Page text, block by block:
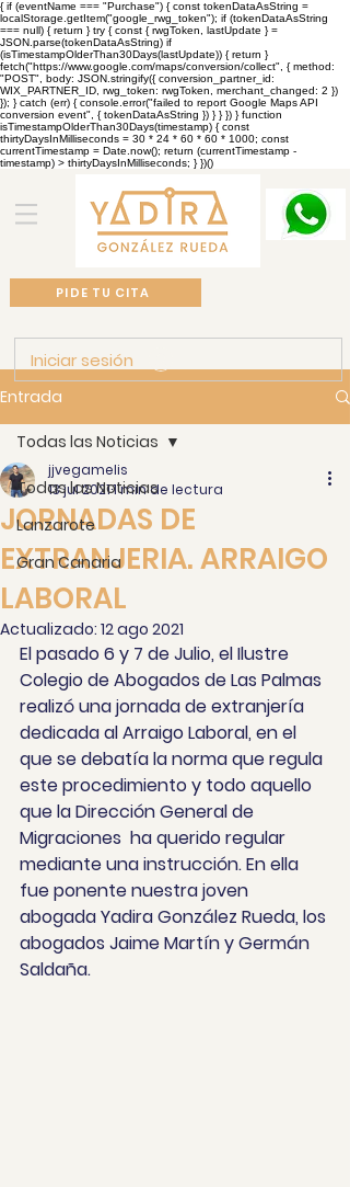
{ if (eventName === "Purchase") { const tokenDataAsString =
localStorage.getItem("google_rwg_token"); if (tokenDataAsString
=== null) { return } try { const { rwgToken, lastUpdate } =
JSON.parse(tokenDataAsString) if
(isTimestampOlderThan30Days(lastUpdate)) { return }
fetch("https://www.google.com/maps/conversion/collect", { method:
"POST", body: JSON.stringify({ conversion_partner_id:
WIX_PARTNER_ID, rwg_token: rwgToken, merchant_changed: 2 })
}); } catch (err) { console.error("failed to report Google Maps API
conversion event", { tokenDataAsString }) } } }) } function
isTimestampOlderThan30Days(timestamp) { const
thirtyDaysInMilliseconds = 30 * 24 * 60 * 60 * 1000; const
currentTimestamp = Date.now(); return (currentTimestamp -
timestamp) > thirtyDaysInMilliseconds; } })()
PIDE TU CITA
Iniciar sesión
Entrada
Todas las Noticias
Lanzarote
Gran Canaria
Todas las Noticias
JORNADAS DE
EXTRANJERIA. ARRAIGO
LABORAL
jjvegamelis
13 jul 20211 min de lectura
Actualizado: 12 ago 2021
El pasado 6 y 7 de Julio, el Ilustre
Colegio de Abogados de Las Palmas
realizó una jornada de extranjería
dedicada al Arraigo Laboral, en el
que se debatía la norma que regula
este procedimiento y todo aquello
que la Dirección General de
Migraciones  ha querido regular
mediante una instrucción. En ella
fue ponente nuestra joven
abogada Yadira González Rueda, los
abogados Jaime Martín y Germán
Saldaña.